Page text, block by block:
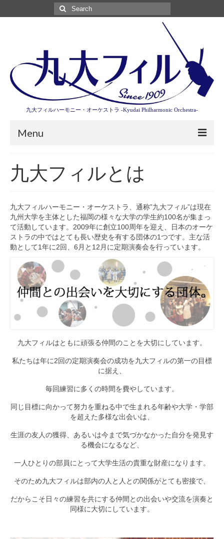
Search
for:
九大フィルハーモニー・オーケストラ -Kyudai Philharmonic Orchestra-
Menu
演奏会情報
九大フィルとは
九大フィルの歴史
ご寄付のお願い
演奏会の歴史
出張演奏
九大フィル特集ページ
団員専用ページ
九大フィルとは
九大フィルハーモニー・オーケストラ、通称”九大フィル”は現在
九州大学を主体とした福岡の様々な大学の学生約100名が集まっ
て活動しています。2009年に創立100周年を迎え、日本のオーケ
ストラの中ではとても長い歴史を有する団体の1つです。主な活
動として1年に2回、6月と12月に定期演奏会を行っています。
九大フィルはともに頑張る仲間のことを大切にしています。
私たちは年に2回の定期演奏会の成功を九大フィルの第一の目標
に据え、
毎回練習に多くの時間を費やしています。
同じ目標に向かって努力を重ねる中で生まれる年齢や大学・学部
を超えた多様な出会いは、
生涯の友人の獲得、あるいは今まで気づかなかった自分を発見す
る機会になるなど、
一人ひとりの部員にとって大学生活の貴重な財産になります。
そのため九大フィルは部内の人と人との関係がとても密接で、
だからこそ日々の練習を共にする仲間との出会いや交流を演奏と
同様に大切にしています。